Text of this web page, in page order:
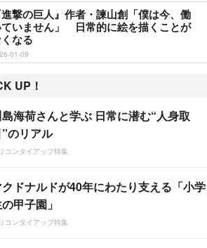
進撃の巨人』作者・諫山創「僕は今、働
いません」 日常的に絵を描くことが
なる
01-09
UP！
島海荷さんと学ぶ 日常に潜む“人身取
のリアル
コンタイアップ特集
ドナルドが40年にわたり支える「小学
甲子園」
コンタイアップ特集